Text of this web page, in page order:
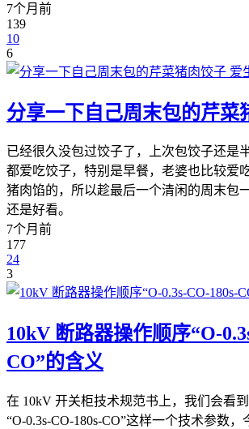
7个月前
139
10
6
爱
分享一下自己周末包的芹菜
已经很久没包过饺子了，上次包饺子还是
都爱吃饺子，特别是早餐，老婆也比较爱
猪肉馅的，所以趁最后一个清闲的周末包
还是好看。
7个月前
177
24
3
10kV 断路器操作顺序“O-
CO”的含义
在 10kV 开关柜技术规范书上，我们会看
“O-0.3s-CO-180s-CO”这样一个技术参数